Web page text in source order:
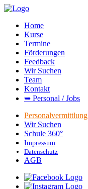
Home
Kurse
Termine
Förderungen
Feedback
Wir Suchen
Team
Kontakt
➥ Personal / Jobs
Personalvermittlung
Wir Suchen
Schule 360°
Impressum
Datenschutz
AGB